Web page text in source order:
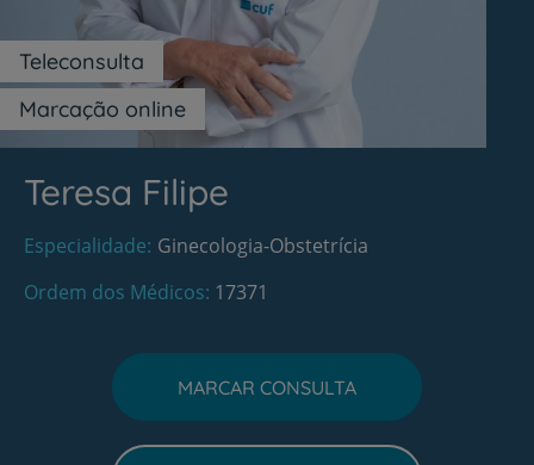
Marcação online
Teleconsulta
Teresa Filipe
Especialidade Ginecologia-Obstetrícia
Ordem dos Médicos 17371
MARCAR CONSULTA